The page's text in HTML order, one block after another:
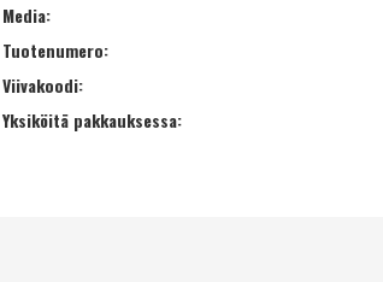
Media:
Tuotenumero:
Viivakoodi:
Yksiköitä pakkauksessa: